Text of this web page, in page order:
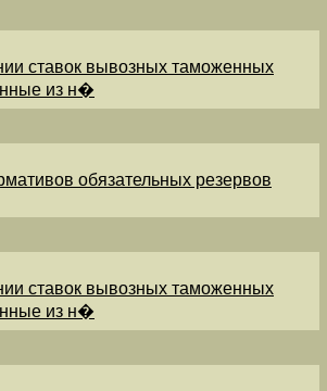
ставок вывозных таможенных
из н�
обязательных резервов
ставок вывозных таможенных
из н�